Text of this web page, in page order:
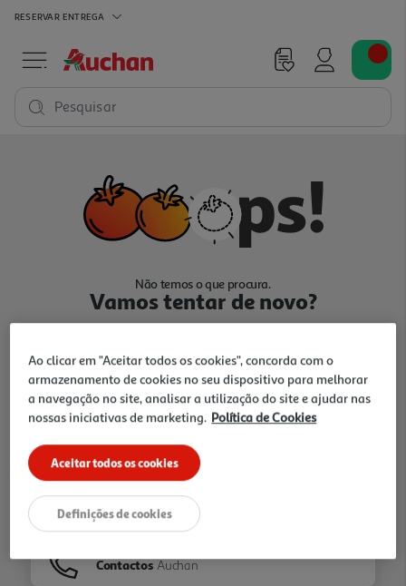
RESERVAR ENTREGA
Pesquisar
Não temos o que procura.
Vamos tentar de novo?
Ir para Homepage
Folhetos
Contactos Auchan
Ao clicar em "Aceitar todos os cookies", concorda com o
armazenamento de cookies no seu dispositivo para melhorar
a navegação no site, analisar a utilização do site e ajudar nas
nossas iniciativas de marketing. Política de Cookies
Aceitar todos os cookies
Definições de cookies